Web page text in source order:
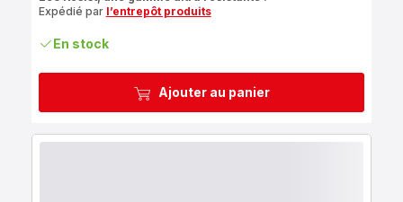
Ajouter au panier
Expédié par l’entrepôt produits
En stock